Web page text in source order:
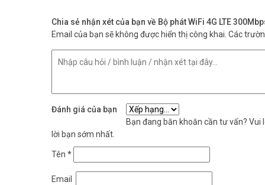
WiFi mạnh mẽ, phủ sóng rộng khắp
Chia sẻ nhận xét của bạn về Bộ phát WiFi 4G LTE
Email của bạn sẽ không được hiển thị công khai. Các
Đánh giá của bạn
Bạn đang băn khoăn cần tư vấn? Vui
lời bạn sớm nhất.
Tên *
Email